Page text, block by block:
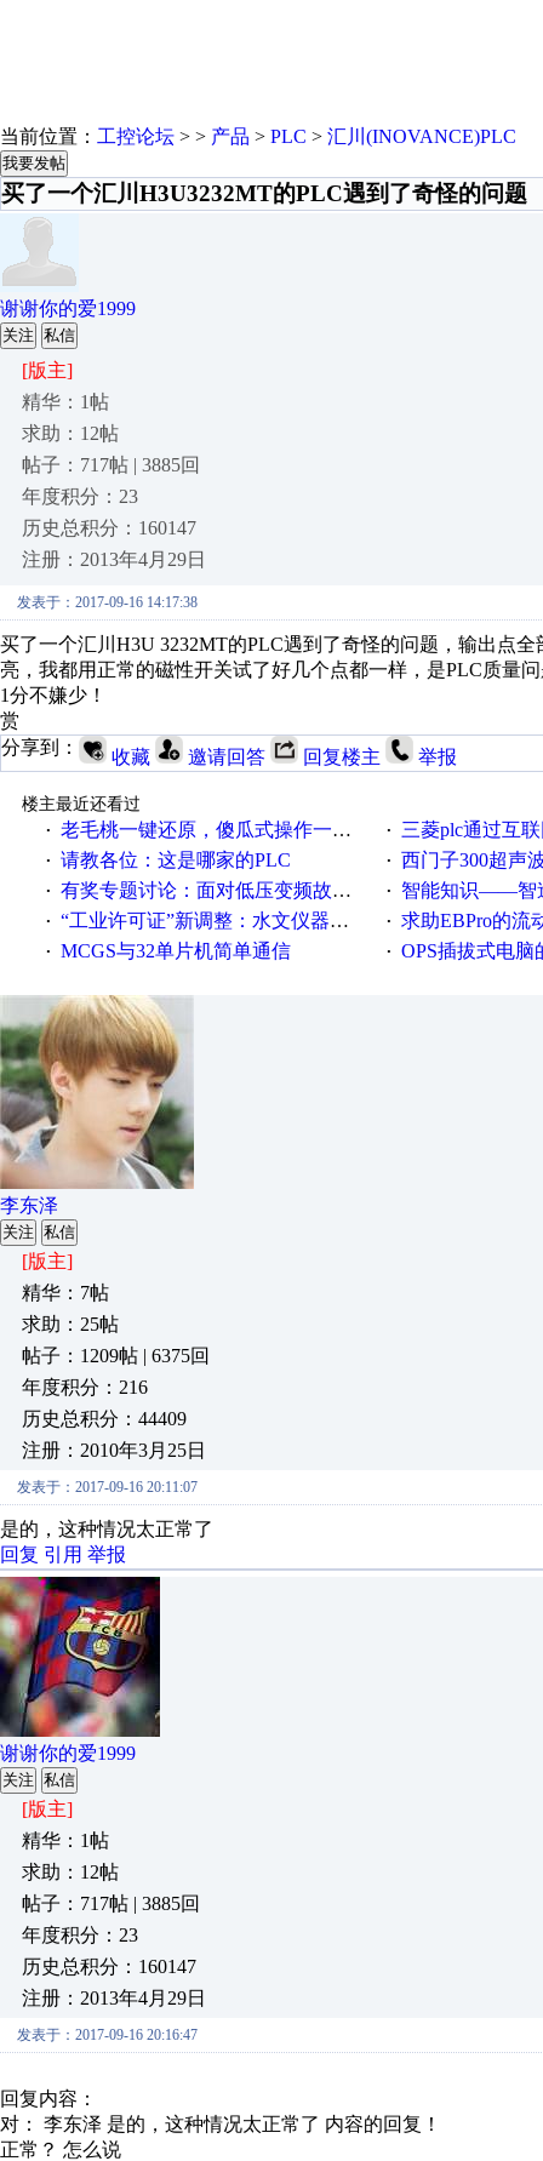
当前位置： 工控论坛 > > 产品 > PLC > 汇川(INOVANCE)PLC
我要发帖
买了一个汇川H3U3232MT的PLC遇到了奇怪的问题
谢谢你的爱1999
关注 私信
[版主]
精华：1帖
求助：12帖
帖子：717帖 | 3885回
年度积分：23
历史总积分：160147
注册：2013年4月29日
发表于：2017-09-16 14:17:38
买了一个汇川H3U 3232MT的PLC遇到了奇怪的问题，输出点
亮，我都用正常的磁性开关试了好几个点都一样，是PLC质量
1分不嫌少！
赏
分享到：
收藏 邀请回答 回复楼主 举报
楼主最近还看过
· 老毛桃一键还原，傻瓜式操作一键轻松备份还原；程序为向导式安装，一键即可实现自动备份或还原系统。 · 三菱plc通过互联网实现plc
· 请教各位：这是哪家的PLC · 西门子300超声波
· 有奖专题讨论：面对低压变频故障，老手是这样解决的！ · 智能知识——智造时代，
· “工业许可证”新调整：水文仪器等19类产品取消事前生产许可 · 求助EBPro的流
· MCGS与32单片机简单通信 · OPS插拔式电脑
李东泽
关注 私信
[版主]
精华：7帖
求助：25帖
帖子：1209帖 | 6375回
年度积分：216
历史总积分：44409
注册：2010年3月25日
发表于：2017-09-16 20:11:07
是的，这种情况太正常了
回复 引用 举报
谢谢你的爱1999
关注 私信
[版主]
精华：1帖
求助：12帖
帖子：717帖 | 3885回
年度积分：23
历史总积分：160147
注册：2013年4月29日
发表于：2017-09-16 20:16:47
回复内容：
对： 李东泽 是的，这种情况太正常了 内容的回复！
正常？ 怎么说